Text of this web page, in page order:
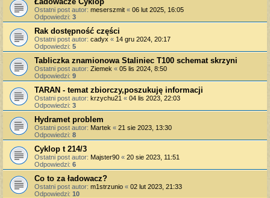
Ostatni post autor: meserszmit « 06 lut 2025, 16:05
Odpowiedzi: 3
Rak dostępność części
Ostatni post autor: cadyx « 14 gru 2024, 20:17
Odpowiedzi: 5
Tabliczka znamionowa Staliniec T100 schemat skrzyni
Ostatni post autor: Ziemek « 05 lis 2024, 8:50
Odpowiedzi: 9
TARAN - temat zbiorczy,poszukuję informacji
Ostatni post autor: krzychu21 « 04 lis 2023, 22:03
Odpowiedzi: 3
Hydramet problem
Ostatni post autor: Martek « 21 sie 2023, 13:30
Odpowiedzi: 8
Cyklop t 214/3
Ostatni post autor: Majster90 « 20 sie 2023, 11:51
Odpowiedzi: 6
Co to za ładowacz?
Ostatni post autor: m1strzunio « 02 lut 2023, 21:33
Odpowiedzi: 10